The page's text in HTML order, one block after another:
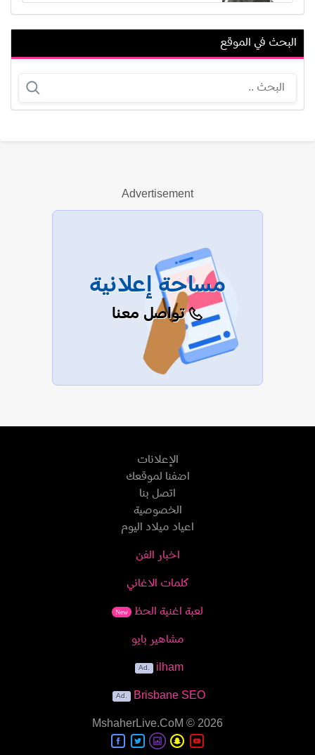
لطيفة الزيات
عرض الكل
البحث في الموقع
Advertisement
مساحة إعلانية
تواصل معنا
الإعلانات
اضفنا لموقعك
اتصل بنا
الخصوصية
اعياد ميلاد اليوم
اخبار الفن
كلمات الاغاني
لعبة اغنية الحظ New
مشاهير بايو
ilham
Brisbane SEO
MshaherLive.CoM © 2026